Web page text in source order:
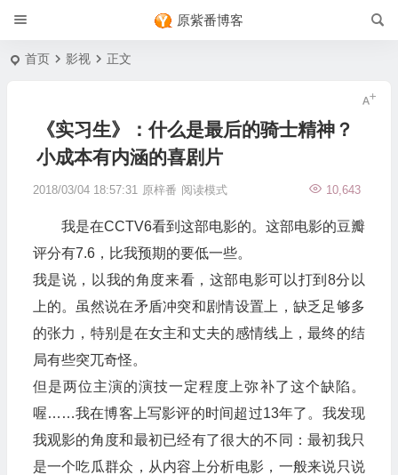
原紫番博客
首页 影视 正文
《实习生》：什么是最后的骑士精神？
小成本有内涵的喜剧片
2018/03/04 18:57:31 原梓番 10,643
阅读模式
我是在CCTV6看到这部电影的。这部电影的豆瓣
评分有7.6，比我预期的要低一些。
我是说，以我的角度来看，这部电影可以打到8分以
上的。虽然说在矛盾冲突和剧情设置上，缺乏足够多
的张力，特别是在女主和丈夫的感情线上，最终的结
局有些突兀奇怪。
但是两位主演的演技一定程度上弥补了这个缺陷。
喔……我在博客上写影评的时间超过13年了。我发现
我观影的角度和最初已经有了很大的不同：最初我只
是一个吃瓜群众，从内容上分析电影，一般来说只说